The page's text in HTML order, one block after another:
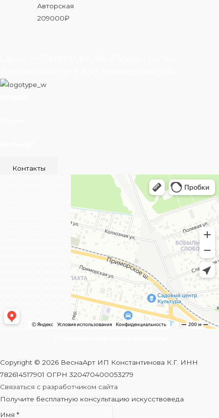
Авторская
209000₽
Контакты
Copyright © 2026 ВеснаАрт ИП Константинова К.Г. ИНН
782614517901 ОГРН 320470400053279
Связаться с разработчиком сайта
Получите бесплатную консультацию искусствоведа
Имя *